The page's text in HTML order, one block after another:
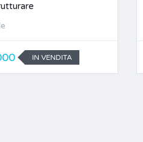
IN VENDITA